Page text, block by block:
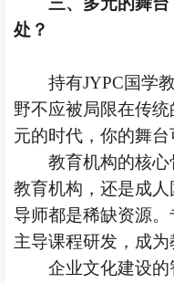
处 ？
持有JYPC国学
野不应被局限在传
元的时代，你的舞台
教育机构的核
教育机构，还是成
导师都是稀缺资源。
主导课程研发，成为
企业文化建设